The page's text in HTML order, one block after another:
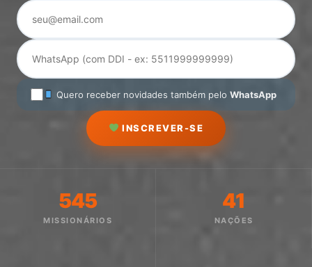
Quero receber novidades também pelo WhatsApp
INSCREVER-SE
545
MISSIONÁRIOS
41
NAÇÕES